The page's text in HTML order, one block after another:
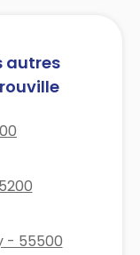
autres
- 55500